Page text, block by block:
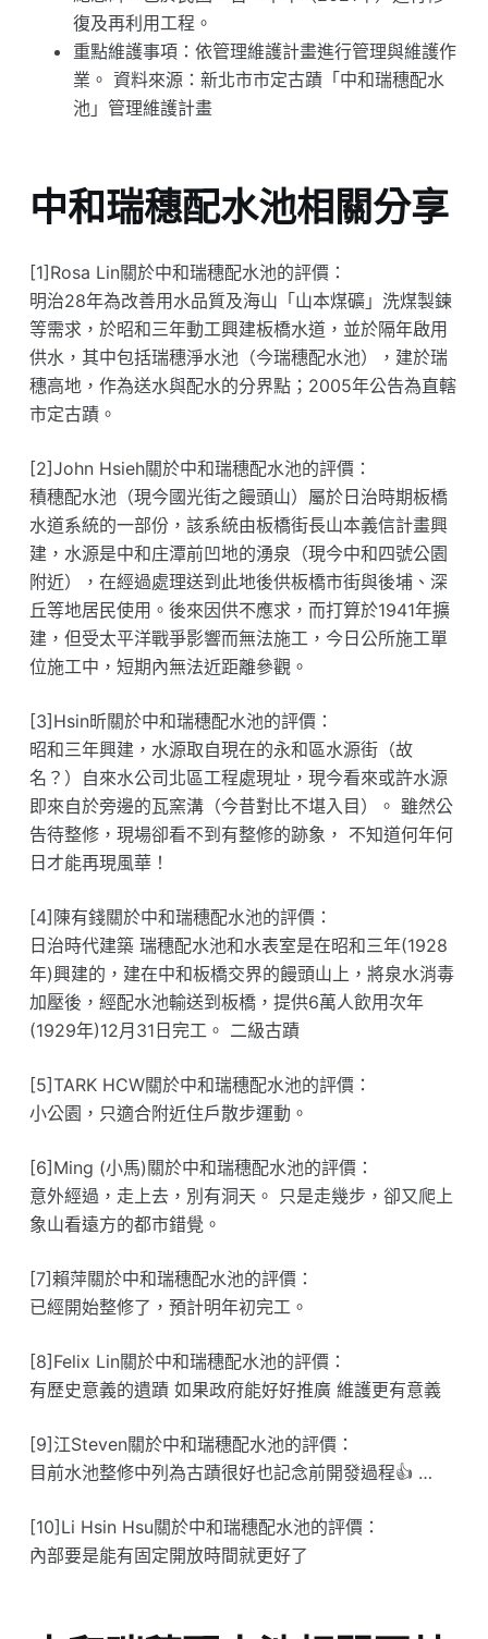
復及再利用工程。
重點維護事項：依管理維護計畫進行管理與維護作
業。 資料來源：新北市市定古蹟「中和瑞穗配水
池」管理維護計畫
中和瑞穗配水池相關分享
[1]Rosa Lin關於中和瑞穗配水池的評價：
明治28年為改善用水品質及海山「山本煤礦」洗煤製鍊
等需求，於昭和三年動工興建板橋水道，並於隔年啟用
供水，其中包括瑞穗淨水池（今瑞穗配水池），建於瑞
穗高地，作為送水與配水的分界點；2005年公告為直轄
市定古蹟。
[2]John Hsieh關於中和瑞穗配水池的評價：
積穗配水池（現今國光街之饅頭山）屬於日治時期板橋
水道系統的一部份，該系統由板橋街長山本義信計畫興
建，水源是中和庄潭前凹地的湧泉（現今中和四號公園
附近），在經過處理送到此地後供板橋市街與後埔、深
丘等地居民使用。後來因供不應求，而打算於1941年擴
建，但受太平洋戰爭影響而無法施工，今日公所施工單
位施工中，短期內無法近距離參觀。
[3]Hsin昕關於中和瑞穗配水池的評價：
昭和三年興建，水源取自現在的永和區水源街（故
名？）自來水公司北區工程處現址，現今看來或許水源
即來自於旁邊的瓦窯溝（今昔對比不堪入目）。 雖然公
告待整修，現場卻看不到有整修的跡象， 不知道何年何
日才能再現風華！
[4]陳有錢關於中和瑞穗配水池的評價：
日治時代建築 瑞穗配水池和水表室是在昭和三年(1928
年)興建的，建在中和板橋交界的饅頭山上，將泉水消毒
加壓後，經配水池輸送到板橋，提供6萬人飲用次年
(1929年)12月31日完工。 二級古蹟
[5]TARK HCW關於中和瑞穗配水池的評價：
小公園，只適合附近住戶散步運動。
[6]Ming (小馬)關於中和瑞穗配水池的評價：
意外經過，走上去，別有洞天。 只是走幾步，卻又爬上
象山看遠方的都市錯覺。
[7]賴萍關於中和瑞穗配水池的評價：
已經開始整修了，預計明年初完工。
[8]Felix Lin關於中和瑞穗配水池的評價：
有歷史意義的遺蹟 如果政府能好好推廣 維護更有意義
[9]江Steven關於中和瑞穗配水池的評價：
目前水池整修中列為古蹟很好也記念前開發過程👍 …
[10]Li Hsin Hsu關於中和瑞穗配水池的評價：
內部要是能有固定開放時間就更好了